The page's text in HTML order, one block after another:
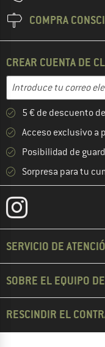
COMPRA
CREAR CUENTA DE
Dirección de correo
Introduce aquí tu
5 € de descuento
Acceso exclusivo a
Posibilidad de
Sorpresa para tu
SERVICIO DE
SOBRE EL EQUIPO
RESCINDIR EL